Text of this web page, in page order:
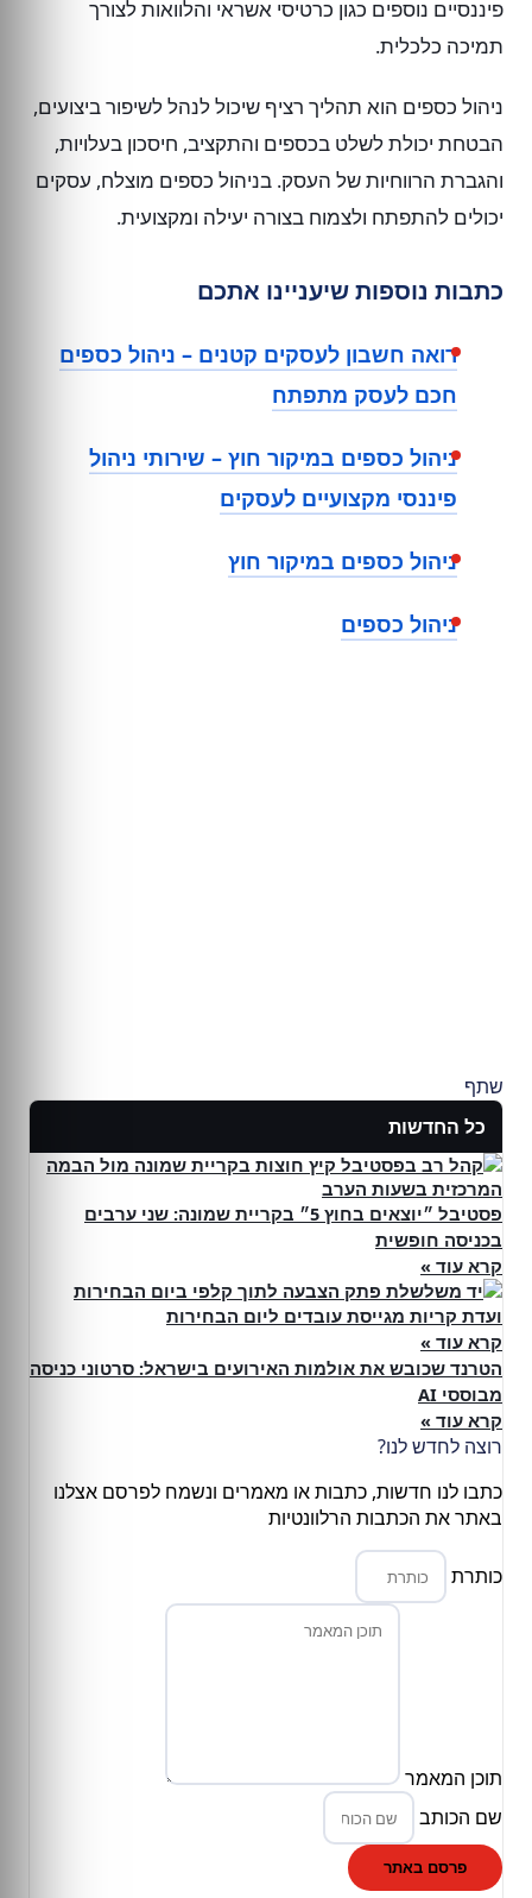
פיננסיים נוספים כגון כרטיסי אשראי והלוואות לצורך
תמיכה כלכלית.
ניהול כספים הוא תהליך רציף שיכול לנהל לשיפור ביצועים,
הבטחת יכולת לשלט בכספים והתקציב, חיסכון בעלויות,
והגברת הרווחיות של העסק. בניהול כספים מוצלח, עסקים
יכולים להתפתח ולצמוח בצורה יעילה ומקצועית.
כתבות נוספות שיעניינו אתכם
רואה חשבון לעסקים קטנים – ניהול כספים
חכם לעסק מתפתח
ניהול כספים במיקור חוץ – שירותי ניהול
פיננסי מקצועיים לעסקים
ניהול כספים במיקור חוץ
ניהול כספים
שתף
כל החדשות
פסטיבל ״יוצאים בחוץ 5״ בקריית שמונה: שני ערבים
בכניסה חופשית
קרא עוד »
ועדת קריות מגייסת עובדים ליום הבחירות
קרא עוד »
הטרנד שכובש את אולמות האירועים בישראל: סרטוני כניסה
מבוססי AI
קרא עוד »
רוצה לחדש לנו?
כתבו לנו חדשות, כתבות או מאמרים ונשמח לפרסם אצלנו
באתר את הכתבות הרלוונטיות
כותרת
תוכן המאמר
שם הכותב
פרסם באתר